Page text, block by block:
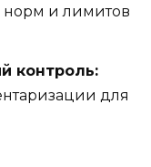
норм и лимитов
контроль:
для